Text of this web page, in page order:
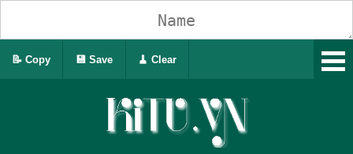
📝 Copy 💾 Save 🧹 Clear